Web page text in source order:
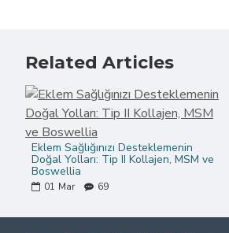
Related Articles
Eklem Sağlığınızı Desteklemenin
Doğal Yolları: Tip II Kollajen, MSM ve
Boswellia
01 Mar 69